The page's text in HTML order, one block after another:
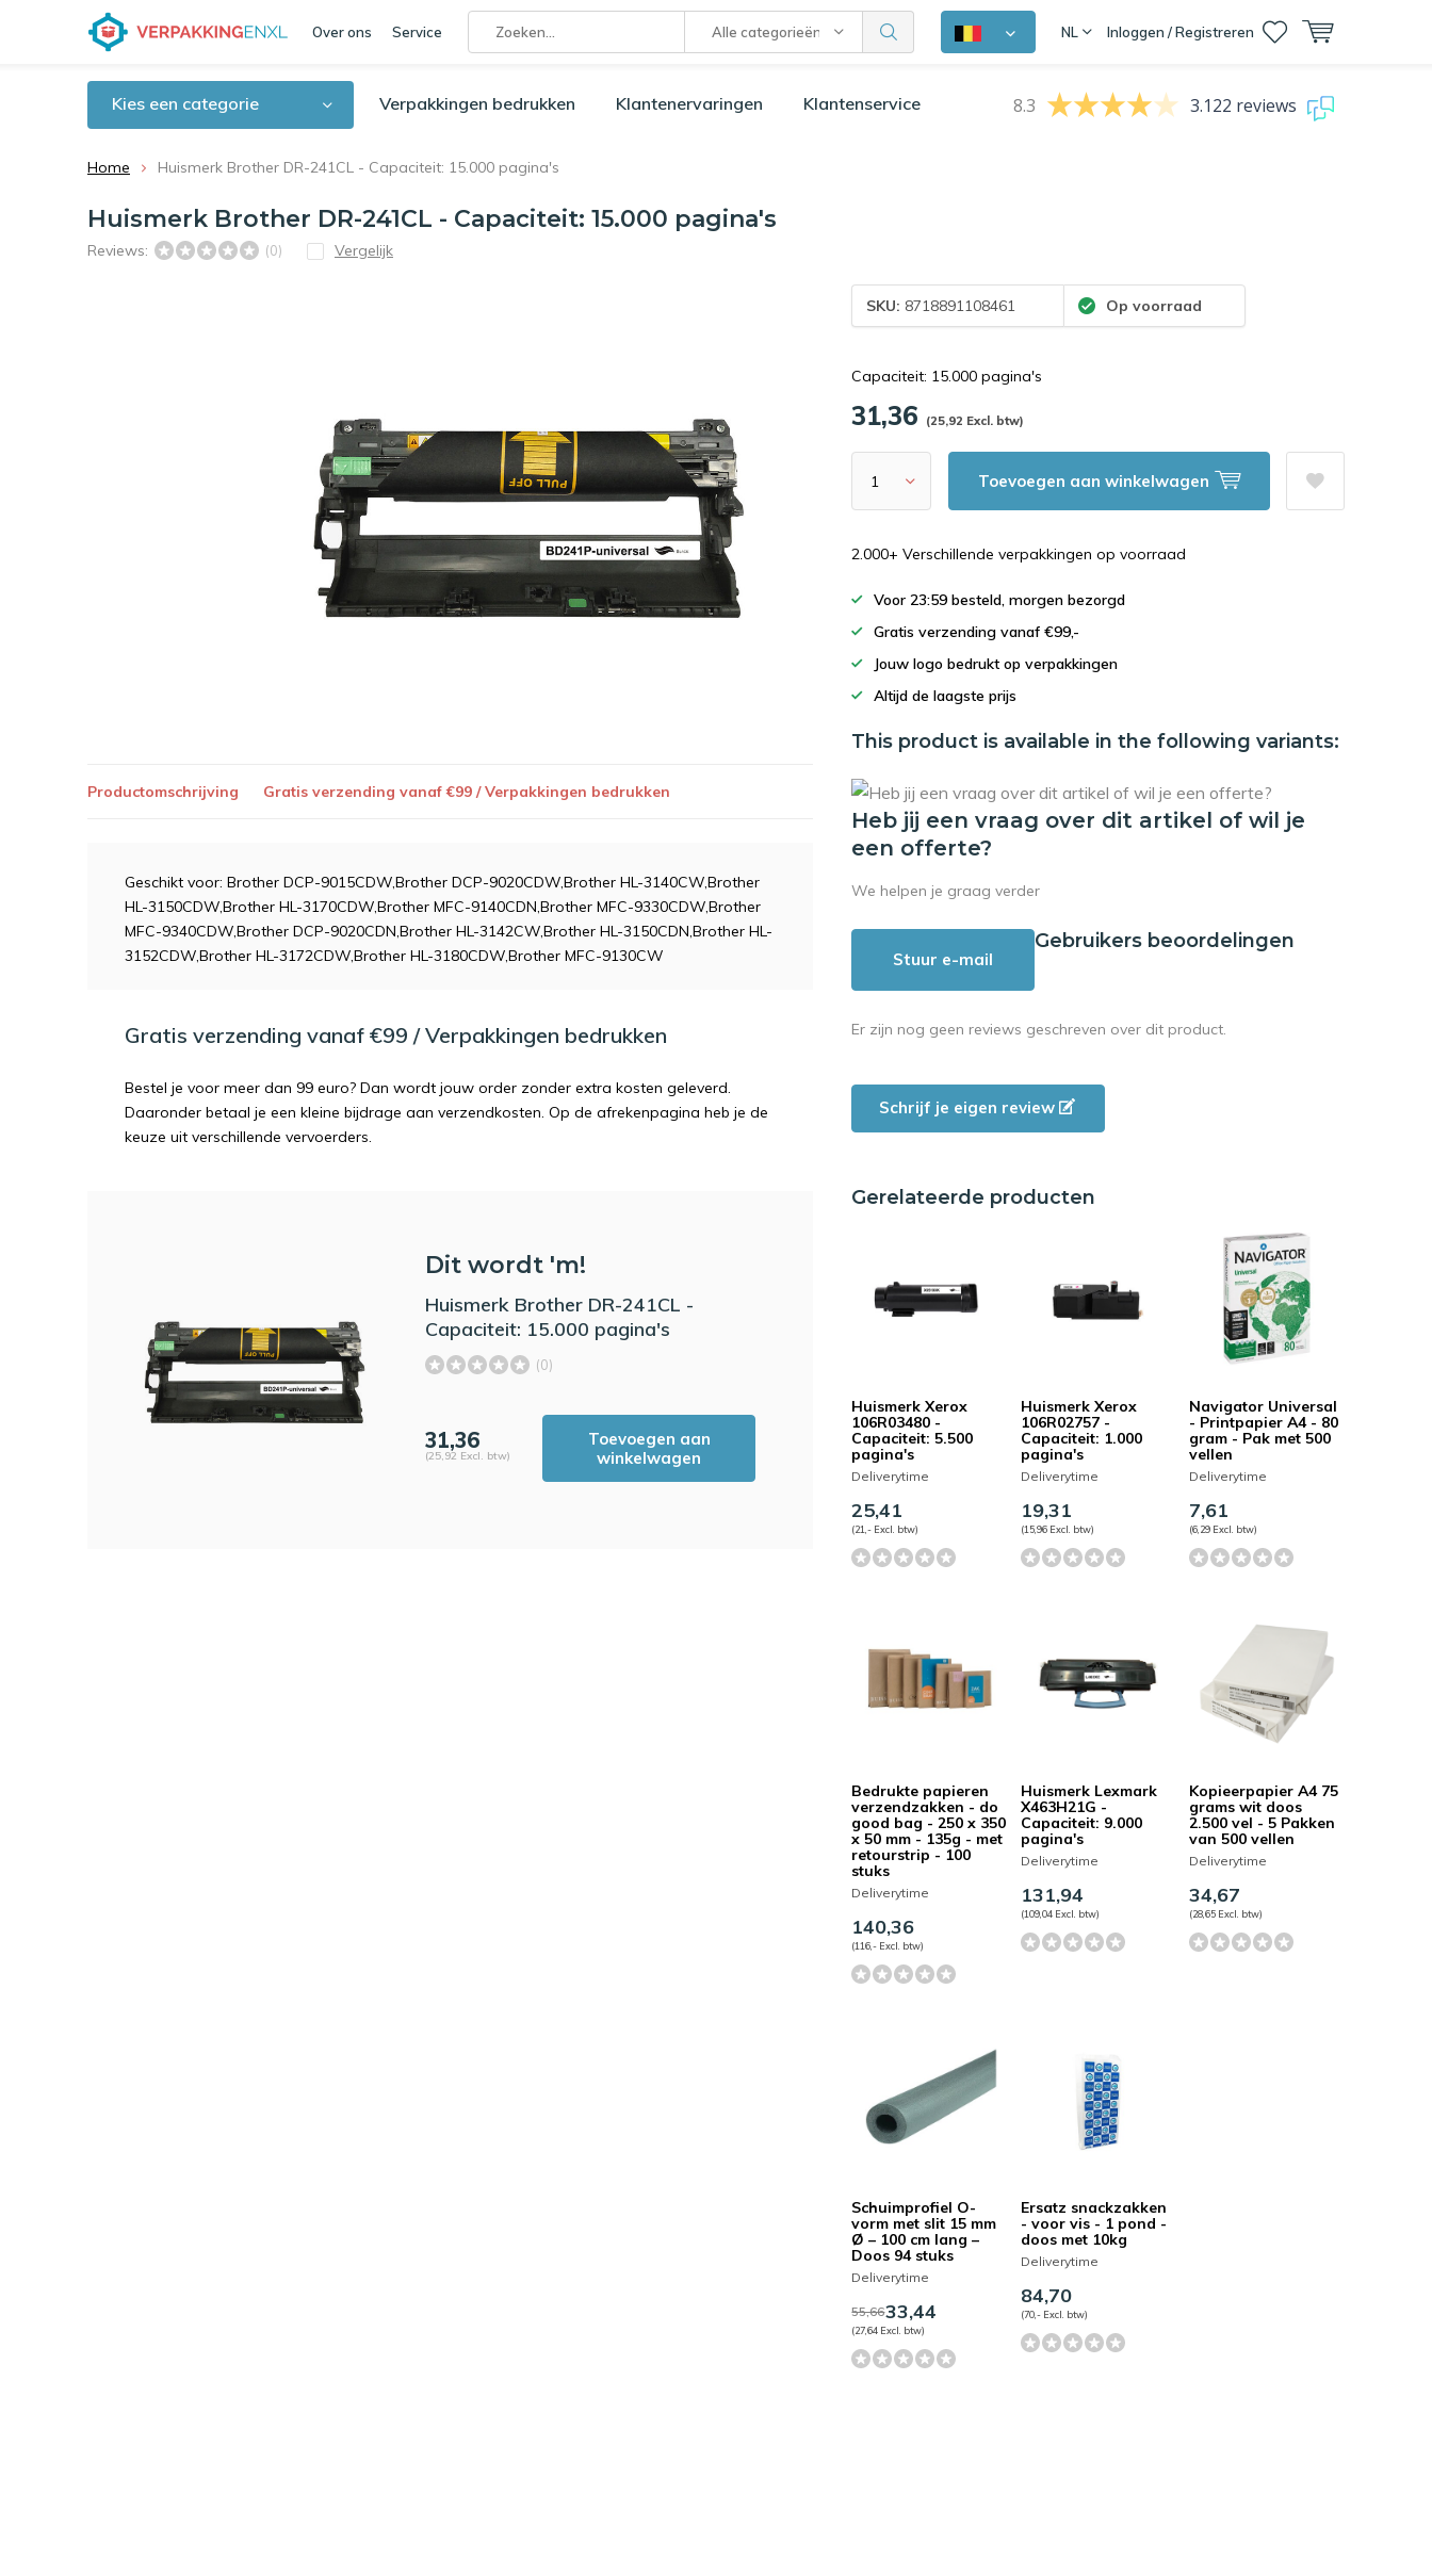
Over ons Service Alle categorieën NL Inloggen / Registreren
Kies een categorie Verpakkingen bedrukken Klantenervaringen Klantenservice 8.3 3.122 reviews
Home Huismerk Brother DR-241CL - Capaciteit: 15.000 pagina's
Huismerk Brother DR-241CL - Capaciteit: 15.000 pagina's
Reviews: (0) Vergelijk
SKU: 8718891108461 Op voorraad
Capaciteit: 15.000 pagina's
31,36 (25,92 Excl. btw)
Toevoegen aan winkelwagen
2.000+ Verschillende verpakkingen op voorraad
Voor 23:59 besteld, morgen bezorgd
Gratis verzending vanaf €99,-
Jouw logo bedrukt op verpakkingen
Altijd de laagste prijs
This product is available in the following variants:
Productomschrijving Gratis verzending vanaf €99 / Verpakkingen bedrukken
Geschikt voor: Brother DCP-9015CDW,Brother DCP-9020CDW,Brother HL-3140CW,Brother
HL-3150CDW,Brother HL-3170CDW,Brother MFC-9140CDN,Brother MFC-9330CDW,Brother
MFC-9340CDW,Brother DCP-9020CDN,Brother HL-3142CW,Brother HL-3150CDN,Brother HL-
3152CDW,Brother HL-3172CDW,Brother HL-3180CDW,Brother MFC-9130CW
Gratis verzending vanaf €99 / Verpakkingen bedrukken
Bestel je voor meer dan 99 euro? Dan wordt jouw order zonder extra kosten geleverd.
Daaronder betaal je een kleine bijdrage aan verzendkosten. Op de afrekenpagina heb je de
keuze uit verschillende vervoerders.
Dit wordt 'm!
Huismerk Brother DR-241CL -
Capaciteit: 15.000 pagina's
(0)
31,36
(25,92 Excl. btw)
Toevoegen aan
winkelwagen
Heb jij een vraag over dit artikel of wil je
een offerte?
We helpen je graag verder
Stuur e-mail
Gebruikers beoordelingen
Er zijn nog geen reviews geschreven over dit product.
Schrijf je eigen review
Gerelateerde producten
Huismerk Xerox
106R03480 -
Capaciteit: 5.500
pagina's
Deliverytime
25,41
(21,- Excl. btw)
Huismerk Xerox
106R02757 -
Capaciteit: 1.000
pagina's
Deliverytime
19,31
(15,96 Excl. btw)
Navigator Universal
- Printpapier A4 - 80
gram - Pak met 500
vellen
Deliverytime
7,61
(6,29 Excl. btw)
Bedrukte papieren
verzendzakken - do
good bag - 250 x 350
x 50 mm - 135g - met
retourstrip - 100
stuks
Deliverytime
140,36
(116,- Excl. btw)
Huismerk Lexmark
X463H21G -
Capaciteit: 9.000
pagina's
Deliverytime
131,94
(109,04 Excl. btw)
Kopieerpapier A4 75
grams wit doos
2.500 vel - 5 Pakken
van 500 vellen
Deliverytime
34,67
(28,65 Excl. btw)
Schuimprofiel O-
vorm met slit 15 mm
Ø – 100 cm lang –
Doos 94 stuks
Deliverytime
55,6633,44
(27,64 Excl. btw)
Ersatz snackzakken
- voor vis - 1 pond -
doos met 10kg
Deliverytime
84,70
(70,- Excl. btw)